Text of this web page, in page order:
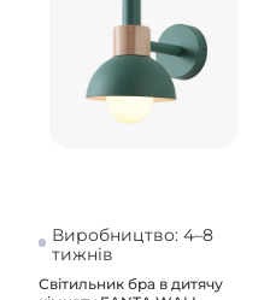
Виробництво: 4–8
тижнів
Світильник бра в дитячу